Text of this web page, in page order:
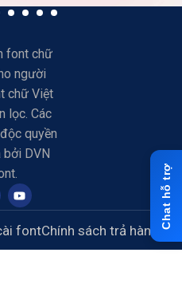
font chữ
người
chữ Việt
lọc. Các
quyền
bởi DVN
fontChính sách trả hàng